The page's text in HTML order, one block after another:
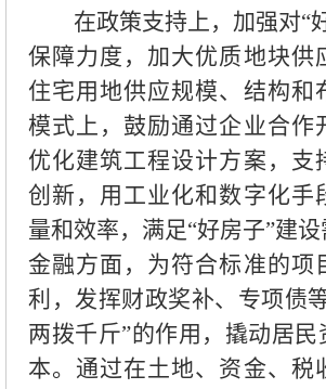
在政策支持上，加强对“
保障力度，加大优质地块供
住宅用地供应规模、结构和
模式上，鼓励通过企业合作
优化建筑工程设计方案，支
创新，用工业化和数字化手
量和效率，满足“好房子”建
金融方面，为符合标准的项
利，发挥财政奖补、专项债
两拨千斤”的作用，撬动居民
本。通过在土地、资金、税